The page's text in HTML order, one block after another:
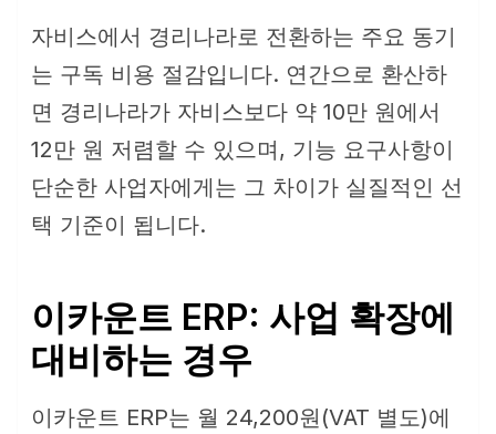
자비스에서 경리나라로 전환하는 주요 동기
는 구독 비용 절감입니다. 연간으로 환산하
면 경리나라가 자비스보다 약 10만 원에서
12만 원 저렴할 수 있으며, 기능 요구사항이
단순한 사업자에게는 그 차이가 실질적인 선
택 기준이 됩니다.
이카운트 ERP: 사업 확장에
대비하는 경우
이카운트 ERP는 월 24,200원(VAT 별도)에